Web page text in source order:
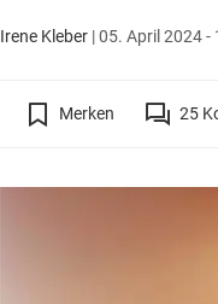
Irene Kleber |05. April 2024 -
Merken 25